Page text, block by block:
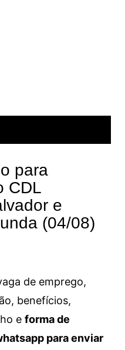
para
CDL
e
(04/08)
de emprego,
benefícios,
e forma de
para enviar